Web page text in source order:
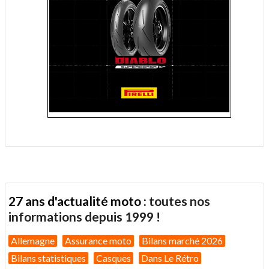
27 ans d'actualité moto : toutes nos
informations depuis 1999 !
Allemagne Assurance moto
Bilans marché 2026
Bilans statistiques
Casques Dans Le Rétro